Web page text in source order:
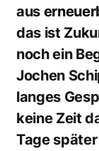
aus
das ist
noch ein
Jochen
langes
keine Zeit
Tage